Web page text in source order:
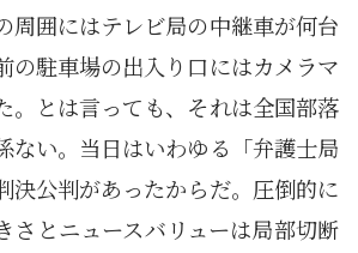
周囲にはテレビ局の中継車が何台
の駐車場の出入り口にはカメラマ
。とは言っても、それは全国部落
ない。当日はいわゆる「弁護士局
決公判があったからだ。圧倒的に
さとニュースバリューは局部切断